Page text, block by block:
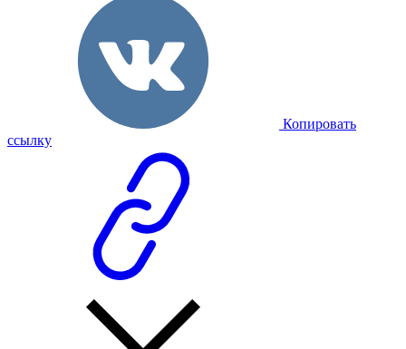
Копировать
ссылку